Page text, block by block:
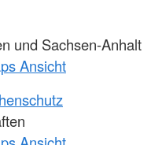
und Sachsen-Anhalt
Ansicht